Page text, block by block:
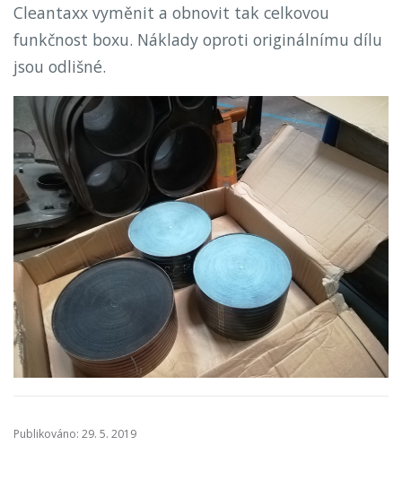
Cleantaxx vyměnit a obnovit tak celkovou
funkčnost boxu. Náklady oproti originálnímu dílu
jsou odlišné.
Publikováno: 29. 5. 2019